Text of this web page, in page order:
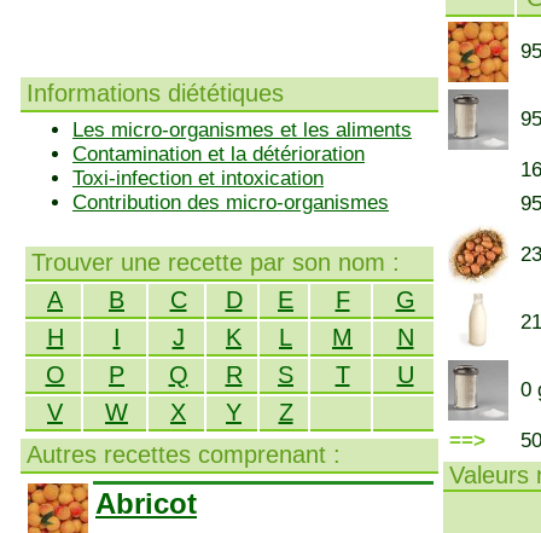
Informations diététiques
Les micro-organismes et les aliments
Contamination et la détérioration
Toxi-infection et intoxication
Contribution des micro-organismes
Trouver une recette par son nom :
A
B C D E F
G
H
I J K L M
N
O
P Q R S T
U
V
W X Y
Z
Autres recettes comprenant :
Abricot
0
==>
Valeurs